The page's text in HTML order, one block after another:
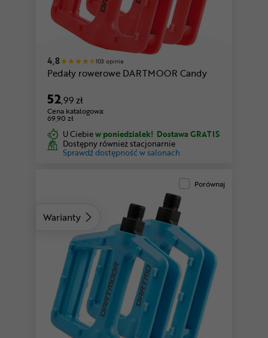
4,8 103 opinie
Pedały rowerowe DARTMOOR Candy
52,99 zł
Cena katalogowa:
69,90 zł
U Ciebiew poniedziałek! Dostawa GRATIS
Dostępny również stacjonarnie
Sprawdź dostępność w salonach
Warianty
Porównaj